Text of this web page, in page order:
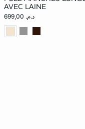
AVEC LAINE
د.م. 699,00